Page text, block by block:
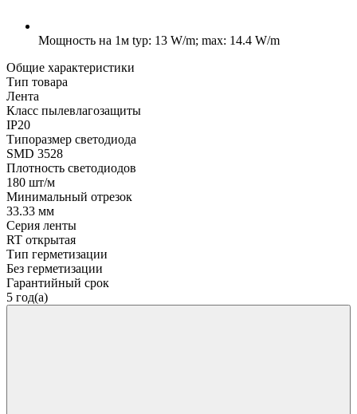
Мощность на 1м typ: 13 W/m; max: 14.4 W/m
Общие характеристики
Тип товара
Лента
Класс пылевлагозащиты
IP20
Типоразмер светодиода
SMD 3528
Плотность светодиодов
180 шт/м
Минимальный отрезок
33.33 мм
Серия ленты
RT открытая
Тип герметизации
Без герметизации
Гарантийный срок
5 год(а)